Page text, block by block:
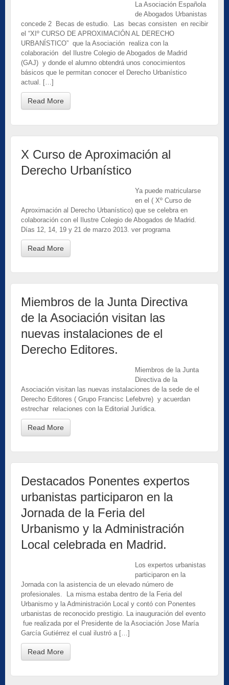
La Asociación Española
de Abogados Urbanistas
concede 2 Becas de estudio. Las becas consisten en recibir
el “XIº CURSO DE APROXIMACIÓN AL DERECHO
URBANÍSTICO” que la Asociación realiza con la
colaboración del Ilustre Colegio de Abogados de Madrid
(GAJ) y donde el alumno obtendrá unos conocimientos
básicos que le permitan conocer el Derecho Urbanístico
actual. […]
Read More
X Curso de Aproximación al
Derecho Urbanístico
Ya puede matricularse
en el ( Xº Curso de
Aproximación al Derecho Urbanístico) que se celebra en
colaboración con el Ilustre Colegio de Abogados de Madrid.
Días 12, 14, 19 y 21 de marzo 2013. ver programa
Read More
Miembros de la Junta Directiva
de la Asociación visitan las
nuevas instalaciones de el
Derecho Editores.
Miembros de la Junta
Directiva de la
Asociación visitan las nuevas instalaciones de la sede de el
Derecho Editores ( Grupo Francisc Lefebvre) y acuerdan
estrechar relaciones con la Editorial Jurídica.
Read More
Destacados Ponentes expertos
urbanistas participaron en la
Jornada de la Feria del
Urbanismo y la Administración
Local celebrada en Madrid.
Los expertos urbanistas
participaron en la
Jornada con la asistencia de un elevado número de
profesionales. La misma estaba dentro de la Feria del
Urbanismo y la Administración Local y contó con Ponentes
urbanistas de reconocido prestigio. La inauguración del evento
fue realizada por el Presidente de la Asociación Jose María
García Gutiérrez el cual ilustró a […]
Read More